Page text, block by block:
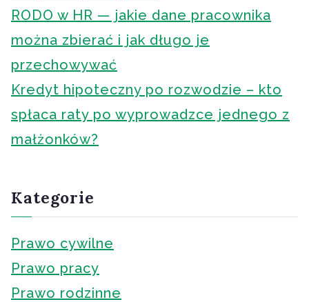
RODO w HR — jakie dane pracownika
można zbierać i jak długo je
przechowywać
Kredyt hipoteczny po rozwodzie – kto
spłaca raty po wyprowadzce jednego z
małżonków?
Kategorie
Prawo cywilne
Prawo pracy
Prawo rodzinne